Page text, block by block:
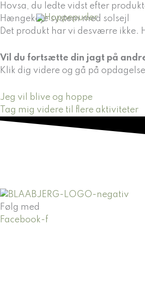
Gå
til
indholdet
Hovsa, du ledte vidst efter
Hængekøje system med solsejl
Det produkt har vi desværre ikke.
Vil du fortsætte din jagt på
Klik dig videre og gå på
Jeg vil blive og hoppe
Tag mig videre til flere aktiviteter
Følg med
Facebook-f